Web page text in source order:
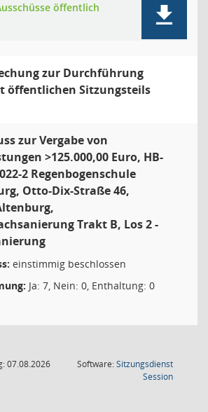
öffentlich
zur Durchführung
öffentlichen Sitzungsteils
zur Vergabe von
>125.000,00 Euro, HB-
2 Regenbogenschule
Otto-Dix-Straße 46,
Trakt B, Los 2 -
einstimmig beschlossen
Ja: 7, Nein: 0, Enthaltung: 0
07.08.2026
Software:Sitzungsdienst
Session(Wird in